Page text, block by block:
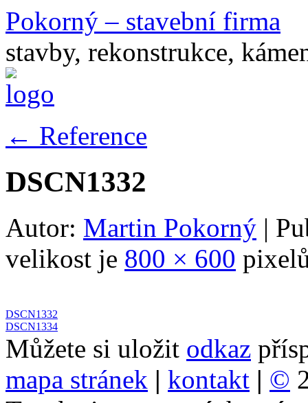
Pokorný – stavební firma
stavby, rekonstrukce,
← Reference
DSCN1332
Autor: Martin Pokorný |
velikost je 800 × 600
DSCN1332
DSCN1334
Můžete si uložit odkaz
mapa stránek | kontakt | ©